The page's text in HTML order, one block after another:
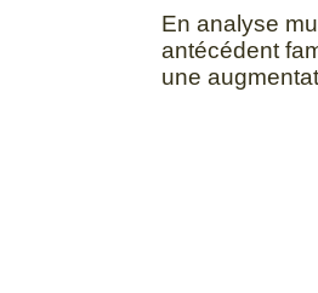
En analyse
antécédent
une